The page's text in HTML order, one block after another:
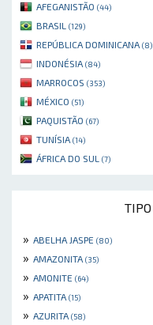
AFEGANISTÃO (44)
BRASIL (129)
REPÚBLICA DOMINICANA (8)
INDONÉSIA (84)
MARROCOS (353)
MÉXICO (51)
PAQUISTÃO (67)
TUNÍSIA (14)
ÁFRICA DO SUL (7)
» ABELHA JASPE (80)
» AMAZONITA (35)
» AMONITE (64)
» APATITA (15)
» AZURITA (58)